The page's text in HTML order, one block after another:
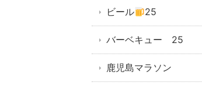
ビール 25
バーベキュー 25
鹿児島マラソン